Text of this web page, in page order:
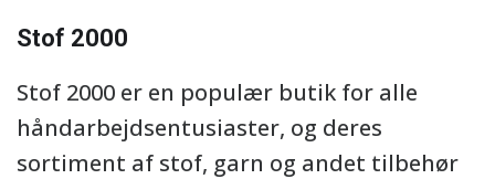
Stof 2000
Stof 2000 er en populær butik for alle
håndarbejdsentusiaster, og deres
sortiment af stof, garn og andet tilbehør